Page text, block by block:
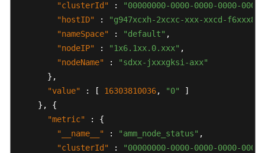
API（联
域）
"clusterId"
:
"00000000-0000-0000-0000-
"hostID"
:
"g947xcxh-2xcxc-xxx-xxcd-f6xxx85"
"nameSpace"
: "default" ,
"nodeIP"
: "1x6.1xx.0.xxx" ,
"nodeName"
:
"sdxx-jxxxgksi-axx"
} ,
"value"
: [ 16303810036, "0"
]
} ,
{
"metric"
:
{
"__name__"
: "amm_node_status" ,
"clusterId"
:
"00000000-0000-0000-0000-